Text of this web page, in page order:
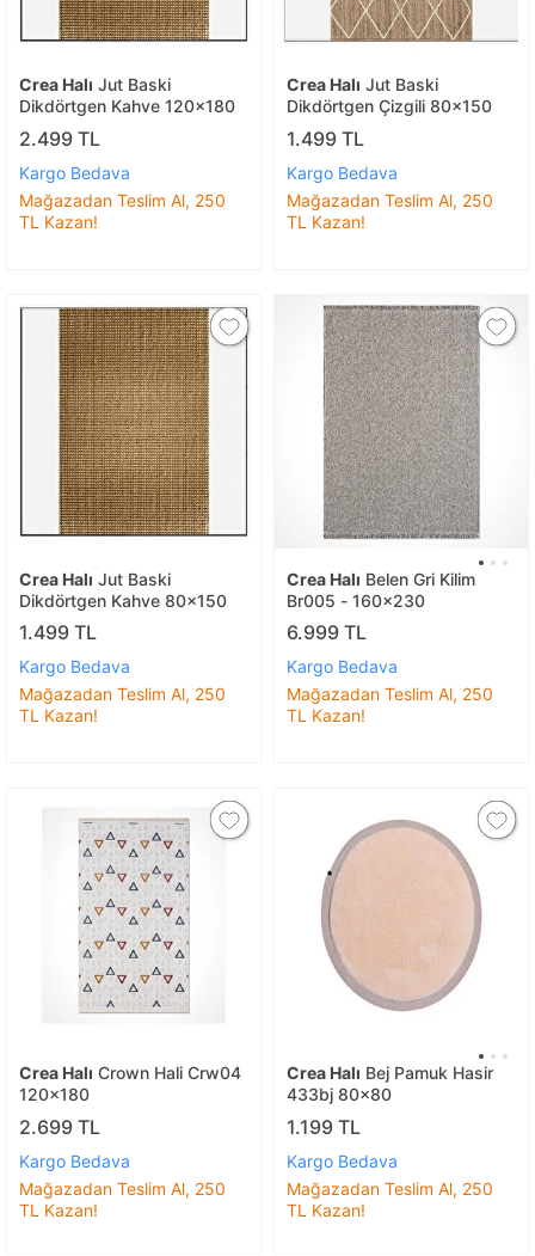
Crea Halı Jut Baski
Dikdörtgen Kahve 120x180
2.499 TL
Kargo Bedava
Mağazadan Teslim Al, 250
TL Kazan!
Crea Halı Jut Baski
Dikdörtgen Çizgili 80x150
1.499 TL
Kargo Bedava
Mağazadan Teslim Al, 250
TL Kazan!
Crea Halı Jut Baski
Dikdörtgen Kahve 80x150
1.499 TL
Kargo Bedava
Mağazadan Teslim Al, 250
TL Kazan!
Crea Halı Belen Gri Kilim
Br005 - 160x230
6.999 TL
Kargo Bedava
Mağazadan Teslim Al, 250
TL Kazan!
Crea Halı Crown Hali Crw04
120x180
2.699 TL
Kargo Bedava
Mağazadan Teslim Al, 250
TL Kazan!
Crea Halı Bej Pamuk Hasir
433bj 80x80
1.199 TL
Kargo Bedava
Mağazadan Teslim Al, 250
TL Kazan!